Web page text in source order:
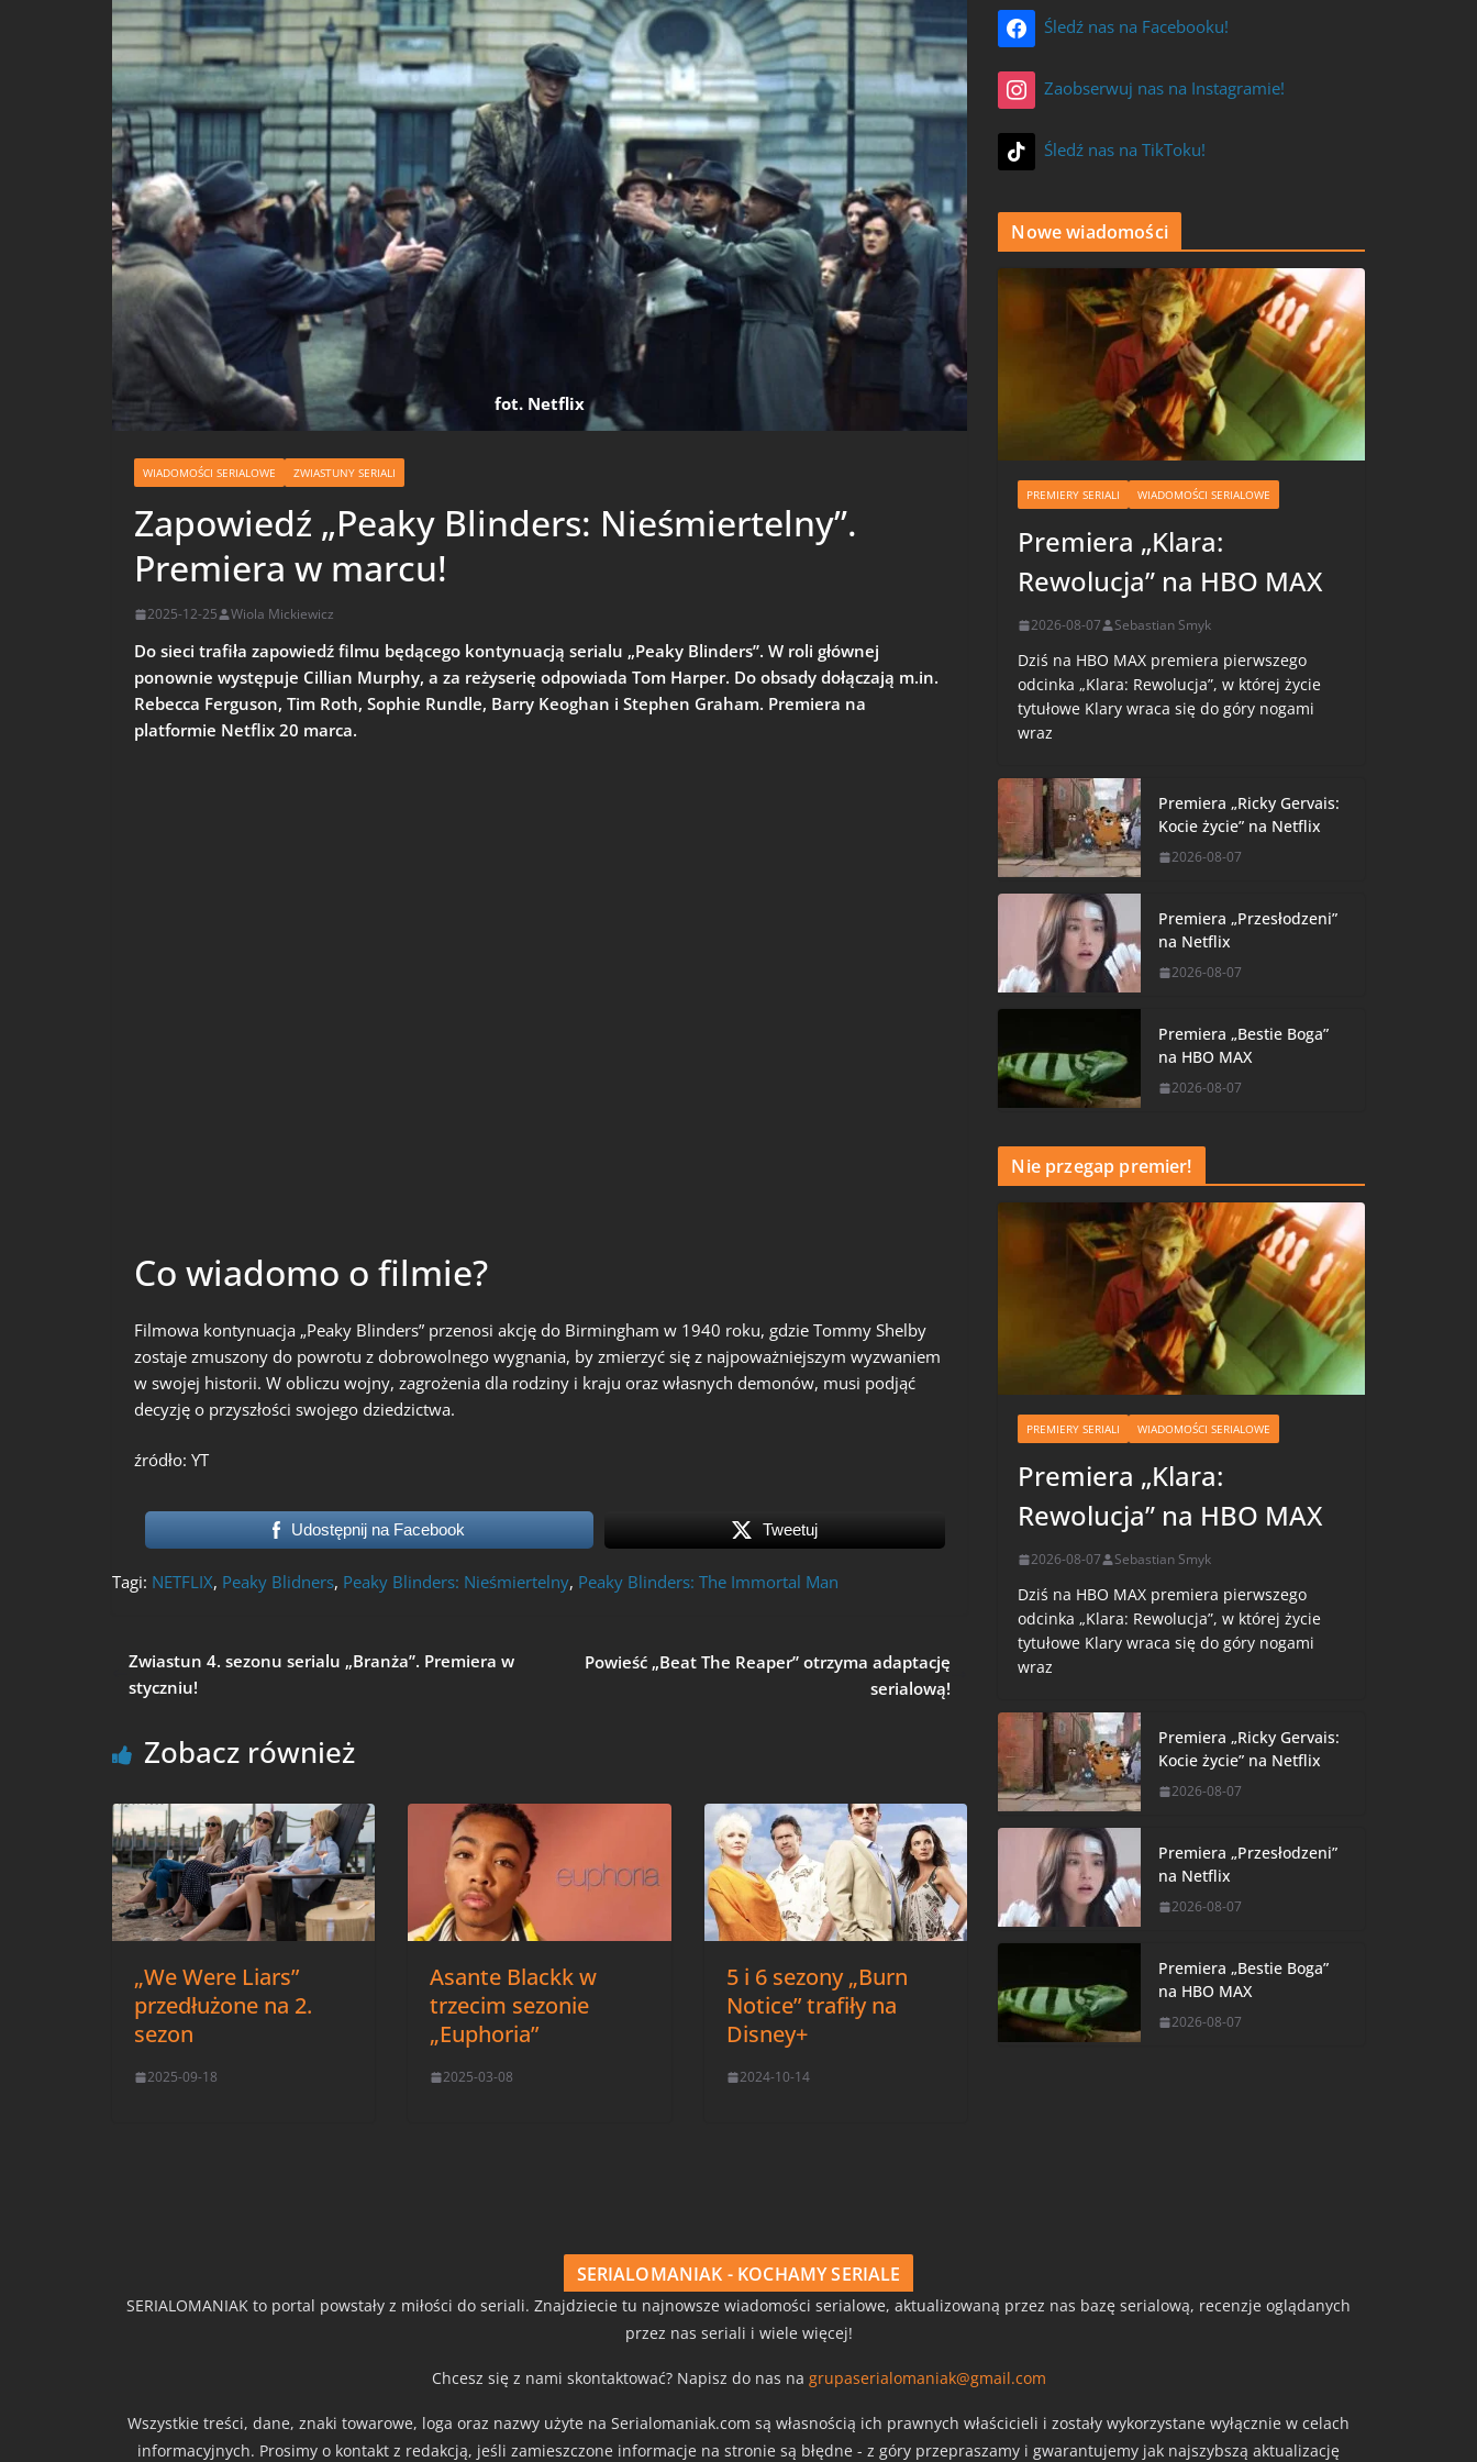
fot. Netflix
WIADOMOŚCI SERIALOWE ZWIASTUNY SERIALI
Zapowiedź „Peaky Blinders: Nieśmiertelny”.
Premiera w marcu!
2025-12-25 Wiola Mickiewicz
Do sieci trafiła zapowiedź filmu będącego kontynuacją serialu „Peaky Blinders”. W roli głównej
ponownie występuje Cillian Murphy, a za reżyserię odpowiada Tom Harper. Do obsady dołączają m.in.
Rebecca Ferguson, Tim Roth, Sophie Rundle, Barry Keoghan i Stephen Graham. Premiera na
platformie Netflix 20 marca.
Co wiadomo o filmie?
Filmowa kontynuacja „Peaky Blinders” przenosi akcję do Birmingham w 1940 roku, gdzie Tommy Shelby
zostaje zmuszony do powrotu z dobrowolnego wygnania, by zmierzyć się z najpoważniejszym wyzwaniem
w swojej historii. W obliczu wojny, zagrożenia dla rodziny i kraju oraz własnych demonów, musi podjąć
decyzję o przyszłości swojego dziedzictwa.
źródło: YT
Udostępnij na Facebook Tweetuj
Tagi: NETFLIX, Peaky Blidners, Peaky Blinders: Nieśmiertelny, Peaky Blinders: The Immortal Man
Zwiastun 4. sezonu serialu „Branża”. Premiera w
styczniu!
Powieść „Beat The Reaper” otrzyma adaptację
serialową!
Zobacz również
„We Were Liars”
przedłużone na 2.
sezon
2025-09-18
Asante Blackk w
trzecim sezonie
„Euphoria”
2025-03-08
5 i 6 sezony „Burn
Notice” trafiły na
Disney+
2024-10-14
Śledź nas na Facebooku!
Zaobserwuj nas na Instagramie!
Śledź nas na TikToku!
Nowe wiadomości
PREMIERY SERIALI WIADOMOŚCI SERIALOWE
Premiera „Klara:
Rewolucja” na HBO MAX
2026-08-07 Sebastian Smyk
Dziś na HBO MAX premiera pierwszego
odcinka „Klara: Rewolucja”, w której życie
tytułowe Klary wraca się do góry nogami
wraz
Premiera „Ricky Gervais:
Kocie życie” na Netflix
2026-08-07
Premiera „Przesłodzeni”
na Netflix
2026-08-07
Premiera „Bestie Boga”
na HBO MAX
2026-08-07
Nie przegap premier!
PREMIERY SERIALI WIADOMOŚCI SERIALOWE
Premiera „Klara:
Rewolucja” na HBO MAX
2026-08-07 Sebastian Smyk
Dziś na HBO MAX premiera pierwszego
odcinka „Klara: Rewolucja”, w której życie
tytułowe Klary wraca się do góry nogami
wraz
Premiera „Ricky Gervais:
Kocie życie” na Netflix
2026-08-07
Premiera „Przesłodzeni”
na Netflix
2026-08-07
Premiera „Bestie Boga”
na HBO MAX
2026-08-07
SERIALOMANIAK - KOCHAMY SERIALE
SERIALOMANIAK to portal powstały z miłości do seriali. Znajdziecie tu najnowsze wiadomości serialowe, aktualizowaną przez nas bazę serialową, recenzje oglądanych
przez nas seriali i wiele więcej!
Chcesz się z nami skontaktować? Napisz do nas na grupaserialomaniak@gmail.com
Wszystkie treści, dane, znaki towarowe, loga oraz nazwy użyte na Serialomaniak.com są własnością ich prawnych właścicieli i zostały wykorzystane wyłącznie w celach
informacyjnych. Prosimy o kontakt z redakcją, jeśli zamieszczone informacje na stronie są błędne - z góry przepraszamy i gwarantujemy jak najszybszą aktualizację